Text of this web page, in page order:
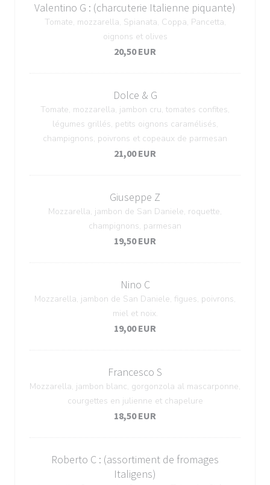
Valentino G : (charcuterie Italienne piquante)
Tomate, mozzarella, Spianata, Coppa, Pancetta,
oignons et olives
20,50 EUR
Dolce & G
Tomate, mozzarella, jambon cru, tomates confites,
légumes grillés, petits oignons caramélisés,
champignons, poivrons et copeaux de parmesan
21,00 EUR
Giuseppe Z
Mozzarella, jambon de San Daniele, roquette,
champignons, parmesan
19,50 EUR
Nino C
Mozzarella, jambon de San Daniele, figues, poivrons,
miel et noix.
19,00 EUR
Francesco S
Mozzarella, jambon blanc, gorgonzola al mascarponne,
courgettes en julienne et chapelure
18,50 EUR
Roberto C : (assortiment de fromages
Italigens)